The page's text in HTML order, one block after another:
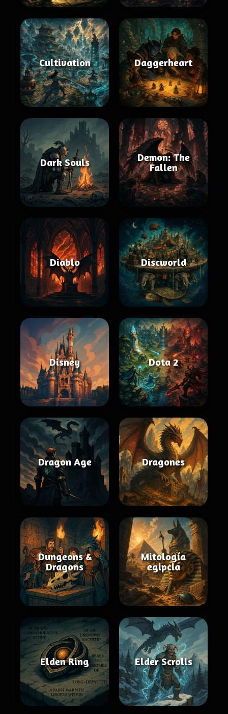
Cultivation Daggerheart
Dark Souls
Demon: The
Fallen
Diablo Discworld
Disney Dota 2
Dragon Age Dragones
Dungeons &
Dragons
Mitología
egipcia
Elden Ring Elder Scrolls